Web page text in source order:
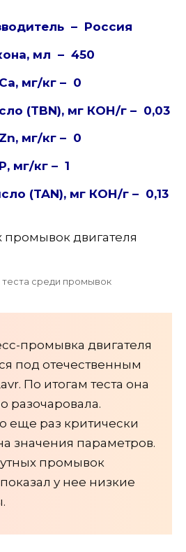
– Россия
мл – 450
мг/кг – 0
(TBN), мг КОН/г – 0,03
мг/кг – 0
мг/кг – 1
(TAN), мг КОН/г – 0,13
теста среди промывок
промывка двигателя
под отечественным
По итогам теста она
разочаровала.
еще раз критически
значения параметров.
промывок
у нее низкие